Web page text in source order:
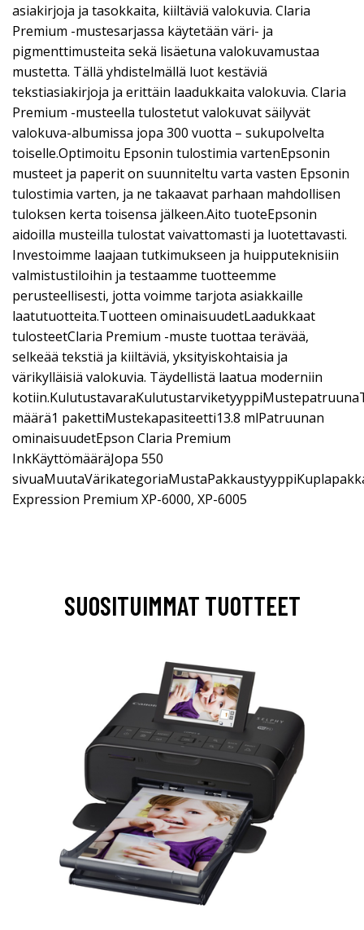
asiakirjoja ja tasokkaita, kiiltäviä valokuvia. Claria
Premium -mustesarjassa käytetään väri- ja
pigmenttimusteita sekä lisäetuna valokuvamustaa
mustetta. Tällä yhdistelmällä luot kestäviä
tekstiasiakirjoja ja erittäin laadukkaita valokuvia. Claria
Premium -musteella tulostetut valokuvat säilyvät
valokuva-albumissa jopa 300 vuotta – sukupolvelta
toiselle.Optimoitu Epsonin tulostimia vartenEpsonin
musteet ja paperit on suunniteltu varta vasten Epsonin
tulostimia varten, ja ne takaavat parhaan mahdollisen
tuloksen kerta toisensa jälkeen.Aito tuoteEpsonin
aidoilla musteilla tulostat vaivattomasti ja luotettavasti.
Investoimme laajaan tutkimukseen ja huipputeknisiin
valmistustiloihin ja testaamme tuotteemme
perusteellisesti, jotta voimme tarjota asiakkaille
laatutuotteita.Tuotteen ominaisuudetLaadukkaat
tulosteetClaria Premium -muste tuottaa terävää,
selkeää tekstiä ja kiiltäviä, yksityiskohtaisia ja
värikylläisiä valokuvia. Täydellistä laatua moderniin
määrä1 pakettiMustekapasiteetti13.8 mlPatruunan
ominaisuudetEpson Claria Premium
InkKäyttömääräJopa 550
Expression Premium XP-6000, XP-6005
SUOSITUIMMAT TUOTTEET